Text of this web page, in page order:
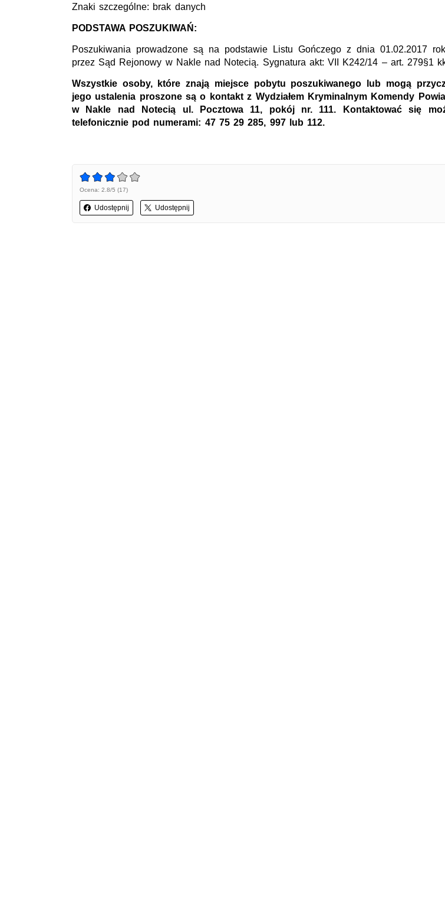
Znaki szczególne: brak danych
PODSTAWA POSZUKIWAŃ:
Poszukiwania prowadzone są na podstawie Listu Gończego z dnia 01.02.2017
przez Sąd Rejonowy w Nakle nad Notecią. Sygnatura akt: VII K242/14 – art. 279§1
Wszystkie osoby, które znają miejsce pobytu poszukiwanego lub mogą
jego ustalenia proszone są o kontakt z Wydziałem Kryminalnym Komendy
w Nakle nad Notecią ul. Pocztowa 11, pokój nr. 111. Kontaktować się
telefonicznie pod numerami: 47 75 29 285, 997 lub 112.
Ocena: 2.8/5 (17)
Udostępnij Udostępnij